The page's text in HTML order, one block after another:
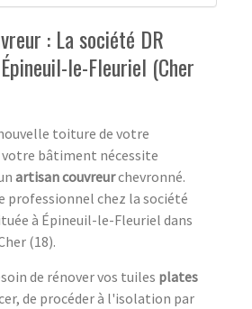
: La société DR
le-Fleuriel (Cher
toiture de votre
bâtiment nécessite
artisan couvreurchevronné.
professionnel chez la société
à Épineuil-le-Fleuriel dans
(18).
de rénover vos tuiles plates
de procéder à l'isolation par